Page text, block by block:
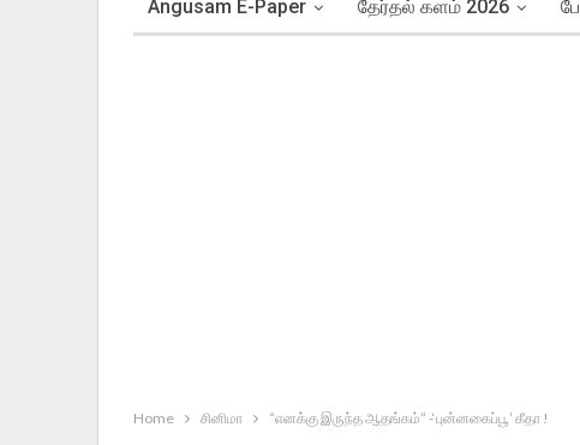
Angusam E-Paper தேர்தல் களம் 2026
Home சினிமா “எனக்கு இருந்த ஆதங்கம்” -‘புன்னகைப்பூ’ கீதா !